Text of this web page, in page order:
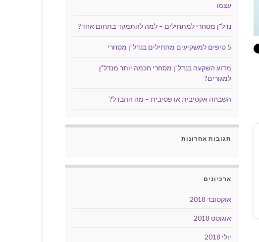
עצמו
נדל"ן מסחרי למתחילים – למה להתמקד בתחום אחד?
5 טיפים למשקיעים מתחילים בנדל"ן מסחרי
מדוע השקעה בנדל"ן מסחרי חכמה יותר מנדל"ן
למגורים?
השבחה אקטיבית או פסיבית – מה ההבדל?
תגובות אחרונות
ארכיונים
אוקטובר 2018
אוגוסט 2018
יולי 2018